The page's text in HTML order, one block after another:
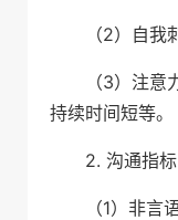
（2）自我
（3）注
持续时间短等。
2. 沟通指标
（1）非